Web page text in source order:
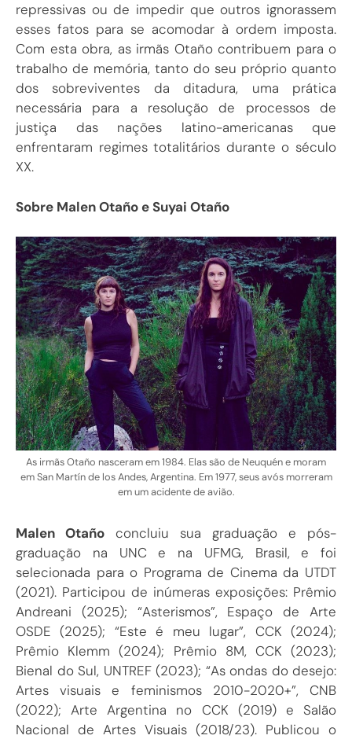
repressivas ou de impedir que outros ignorassem
esses fatos para se acomodar à ordem imposta.
Com esta obra, as irmãs Otaño contribuem para o
trabalho de memória, tanto do seu próprio quanto
dos sobreviventes da ditadura, uma prática
necessária para a resolução de processos de
justiça das nações latino-americanas que
enfrentaram regimes totalitários durante o século
XX.
Sobre Malen Otaño e Suyai Otaño
As irmãs Otaño nasceram em 1984. Elas são de Neuquén e moram
em San Martín de los Andes, Argentina. Em 1977, seus avós morreram
em um acidente de avião.
Malen Otaño concluiu sua graduação e pós-
graduação na UNC e na UFMG, Brasil, e foi
selecionada para o Programa de Cinema da UTDT
(2021). Participou de inúmeras exposições: Prêmio
Andreani (2025); “Asterismos”, Espaço de Arte
OSDE (2025); “Este é meu lugar”, CCK (2024);
Prêmio Klemm (2024); Prêmio 8M, CCK (2023);
Bienal do Sul, UNTREF (2023); “As ondas do desejo:
Artes visuais e feminismos 2010-2020+”, CNB
(2022); Arte Argentina no CCK (2019) e Salão
Nacional de Artes Visuais (2018/23). Publicou o